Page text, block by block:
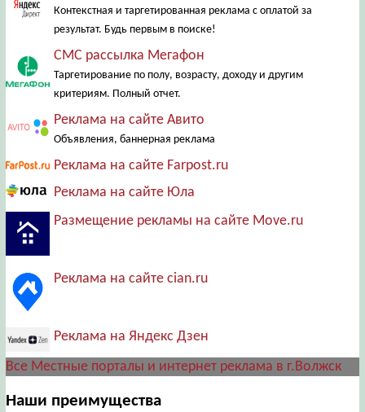
Контекстная и таргетированная реклама с оплатой за
результат. Будь первым в поиске!
СМС рассылка Мегафон
Таргетирование по полу, возрасту, доходу и другим
критериям. Полный отчет.
Реклама на сайте Авито
Объявления, баннерная реклама
Реклама на сайте Farpost.ru
Реклама на сайте Юла
Размещение рекламы на сайте Move.ru
Реклама на сайте cian.ru
Реклама на Яндекс Дзен
Все Местные порталы и интернет реклама в г.Волжск
Наши преимущества